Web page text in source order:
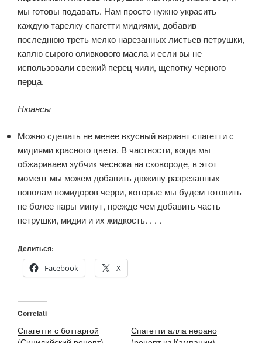
мы готовы подавать. Нам просто нужно украсить
каждую тарелку спагетти мидиями, добавив
последнюю треть мелко нарезанных листьев петрушки,
каплю сырого оливкового масла и если вы не
использовали свежий перец чили, щепотку черного
перца.
Нюансы
Можно сделать не менее вкусный вариант спагетти с
мидиями красного цвета. В частности, когда мы
обжариваем зубчик чеснока на сковороде, в этот
момент мы можем добавить дюжину разрезанных
пополам помидоров черри, которые мы будем готовить
не более пары минут, прежде чем добавить часть
петрушки, мидии и их жидкость. . . .
Делиться:
Facebook
X
Correlati
Спагетти с боттаргой
Спагетти алла нерано